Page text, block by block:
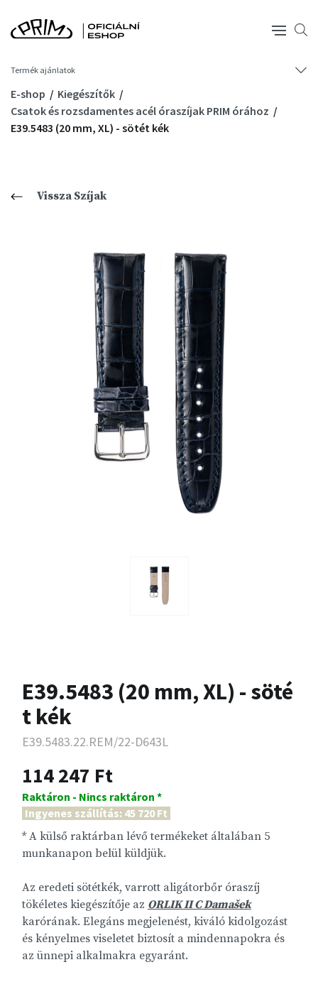
Termék ajánlatok
E-shop
Kiegészítők
Csatok és rozsdamentes acél óraszíjak PRIM órához
E39.5483 (20 mm, XL) - sötét kék
Vissza Szíjak
E39.5483 (20 mm, XL) - söté
t kék
E39.5483.22.REM/22-D643L
114 247 Ft
Raktáron - Nincs raktáron *
Ingyenes szállítás: 45 720 Ft
* A külső raktárban lévő termékeket általában 5
munkanapon belül küldjük.
Az eredeti sötétkék, varrott aligátorbőr óraszíj
tökéletes kiegészítője az ORLIK II C Damašek
karórának. Elegáns megjelenést, kiváló kidolgozást
és kényelmes viseletet biztosít a mindennapokra és
az ünnepi alkalmakra egyaránt.